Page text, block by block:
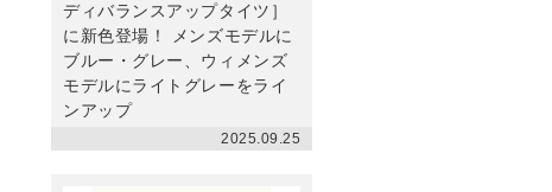
ディバランスアップタイツ］
に新色登場！ メンズモデルに
ブルー・グレー、ウィメンズ
モデルにライトグレーをライ
ンアップ
2025.09.25